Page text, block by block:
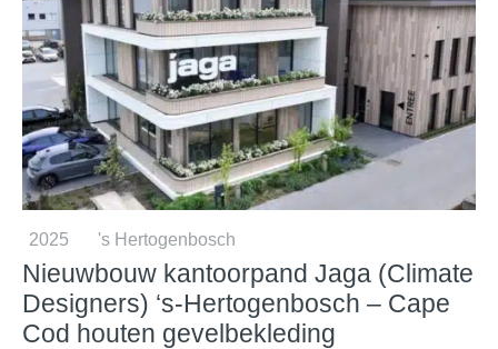
2025 's Hertogenbosch
Nieuwbouw kantoorpand Jaga (Climate
Designers) ‘s-Hertogenbosch – Cape
Cod houten gevelbekleding